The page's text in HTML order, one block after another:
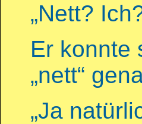
„Nett?
Er konnte
„nett“
„Ja